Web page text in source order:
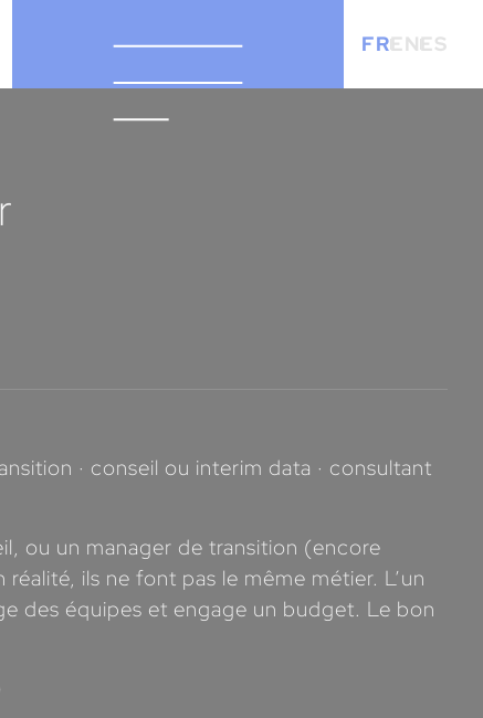
FRENES
· conseil ou interim data · consultant
ou un manager de transition (encore
ils ne font pas le même métier. L’un
des équipes et engage un budget. Le bon